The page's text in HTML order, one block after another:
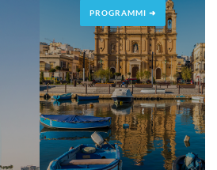
PROGRAMMI ➜